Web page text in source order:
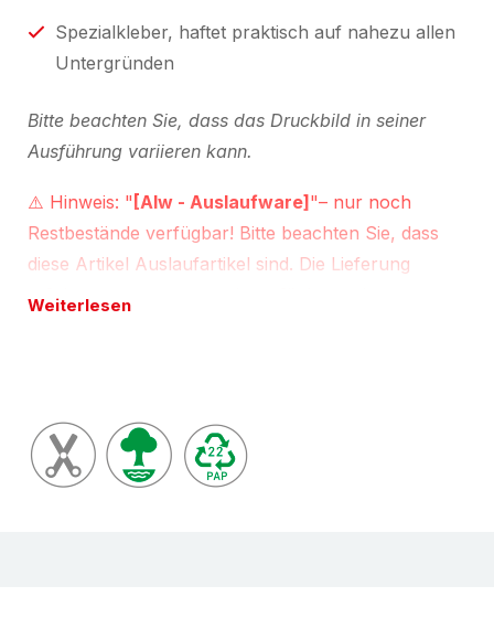
Spezialkleber, haftet praktisch auf nahezu allen
Untergründen
Bitte beachten Sie, dass das Druckbild in seiner
Ausführung variieren kann.
⚠️ Hinweis: " [Alw - Auslaufware]"– nur noch
Restbestände verfügbar! Bitte beachten Sie, dass
diese Artikel Auslaufartikel sind. Die Lieferung
erfolgt aus unserem noch verfügbaren Lagervorrat;
Verständnis!
Konfektionsservice
Weiterlesen